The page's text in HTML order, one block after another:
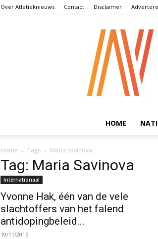
Over Atletieknieuws Contact Disclaimer
HOME
Home Tags Maria Savinova
Tag: Maria Savinova
Internationaal
Yvonne Hak, één van de vele
slachtoffers van het falend
antidopingbeleid...
10/11/2015